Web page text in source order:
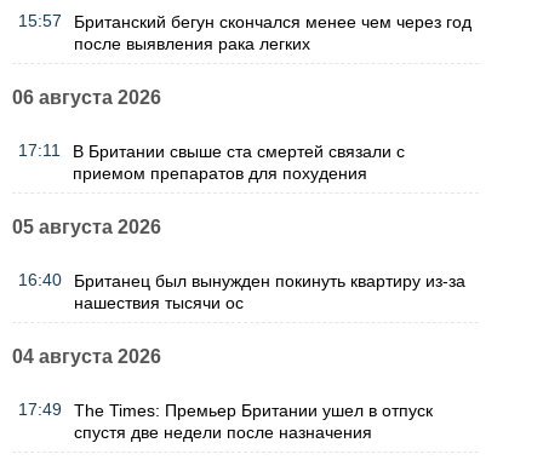
15:57
Британский бегун скончался менее чем через год
после выявления рака легких
06 августа 2026
17:11
В Британии свыше ста смертей связали с
приемом препаратов для похудения
05 августа 2026
16:40
Британец был вынужден покинуть квартиру из-за
нашествия тысячи ос
04 августа 2026
17:49
The Times: Премьер Британии ушел в отпуск
спустя две недели после назначения